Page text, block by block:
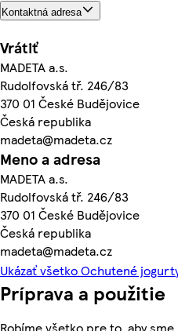
Kontaktná adresa
Vrátiť
MADETA a.s.
Rudolfovská tř. 246/83
370 01 České Budějovice
Česká republika
madeta@madeta.cz
Meno a adresa
MADETA a.s.
Rudolfovská tř. 246/83
370 01 České Budějovice
Česká republika
madeta@madeta.cz
Ukázať všetko Ochutené
Príprava a použitie